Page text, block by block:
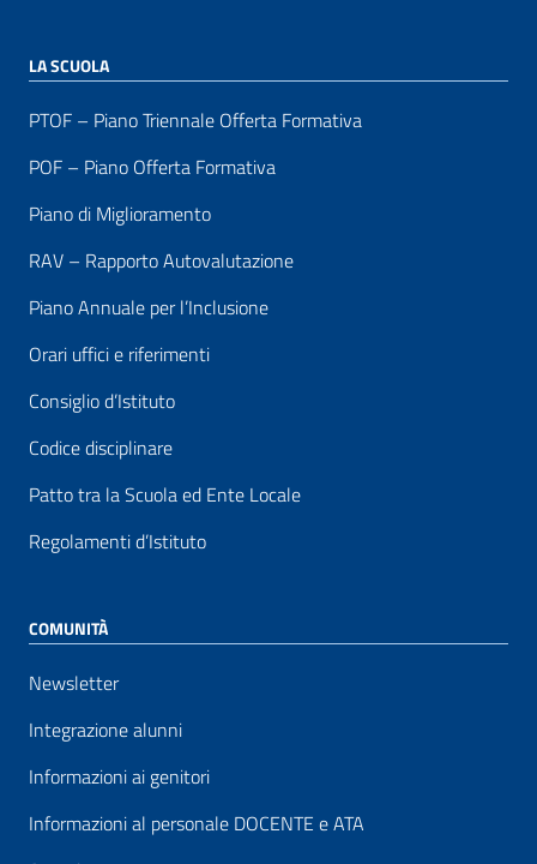
LA SCUOLA
PTOF – Piano Triennale Offerta Formativa
POF – Piano Offerta Formativa
Piano di Miglioramento
RAV – Rapporto Autovalutazione
Piano Annuale per l’Inclusione
Orari uffici e riferimenti
Consiglio d’Istituto
Codice disciplinare
Patto tra la Scuola ed Ente Locale
Regolamenti d’Istituto
COMUNITÀ
Newsletter
Integrazione alunni
Informazioni ai genitori
Informazioni al personale DOCENTE e ATA